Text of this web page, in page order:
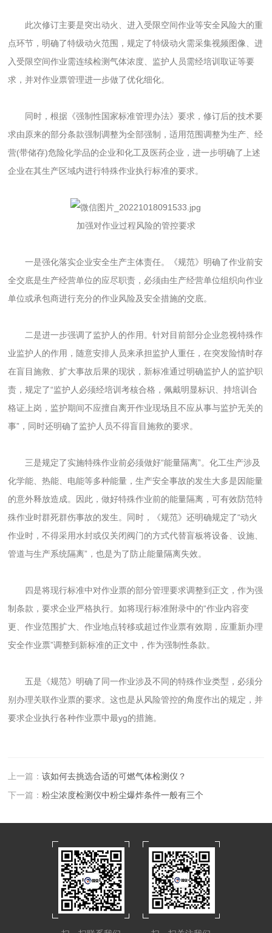
此次修订主要是突出动火、进入受限空间作业等安全风险大的重
点环节，明确了特级动火范围，规定了特级动火需采集视频图像、进
入受限空间作业需连续检测气体浓度、监护人员需经培训取证等要
求，并对作业票管理进一步做了优化细化。
同时，根据《强制性国家标准管理办法》要求，修订后的技术要
求由原来的部分条款强制调整为全部强制，适用范围调整为生产、经
营(带储存)危险化学品的企业和化工及医药企业，进一步明确了上述
企业在其生产区域内进行特殊作业执行标准的要求。
加强对作业过程风险的管控要求
一是强化落实企业安全生产主体责任。《规范》明确了作业前安
全交底是生产经营单位的应尽职责，必须由生产经营单位组织向作业
单位或承包商进行充分的作业风险及安全措施的交底。
二是进一步强调了监护人的作用。针对目前部分企业忽视特殊作
业监护人的作用，随意安排人员来承担监护人重任，在突发险情时存
在盲目施救、扩大事故后果的现状，新标准通过明确监护人的监护职
责，规定了“监护人必须经培训考核合格，佩戴明显标识、持培训合
格证上岗，监护期间不应擅自离开作业现场且不应从事与监护无关的
事”，同时还明确了监护人员不得盲目施救的要求。
三是规定了实施特殊作业前必须做好“能量隔离”。化工生产涉及
化学能、热能、电能等多种能量，生产安全事故的发生大多是因能量
的意外释放造成。因此，做好特殊作业前的能量隔离，可有效防范特
殊作业时群死群伤事故的发生。同时，《规范》还明确规定了“动火
作业时，不得采用水封或仅关闭阀门的方式代替盲板将设备、设施、
管道与生产系统隔离”，也是为了防止能量隔离失效。
四是将现行标准中对作业票的部分管理要求调整到正文，作为强
制条款，要求企业严格执行。如将现行标准附录中的“作业内容变
更、作业范围扩大、作业地点转移或超过作业票有效期，应重新办理
安全作业票”调整到新标准的正文中，作为强制性条款。
五是《规范》明确了同一作业涉及不同的特殊作业类型，必须分
别办理关联作业票的要求。这也是从风险管控的角度作出的规定，并
要求企业执行各种作业票中最yg的措施。
上一篇：该如何去挑选合适的可燃气体检测仪？
下一篇：粉尘浓度检测仪中粉尘爆炸条件一般有三个